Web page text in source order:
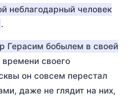
неблагодарный человек
.
Герасим бобылем в своей
своего
он совсем перестал
даже не глядит на них,